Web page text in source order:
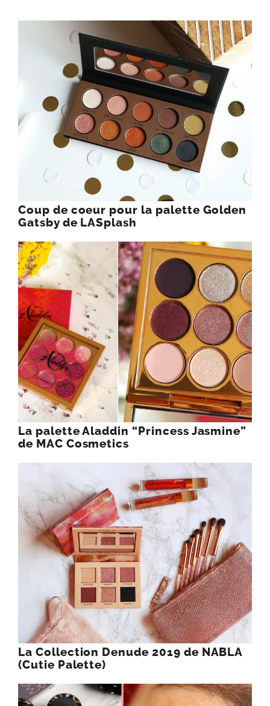
Coup de coeur pour la palette Golden
Gatsby de LASplash
La palette Aladdin “Princess Jasmine”
de MAC Cosmetics
La Collection Denude 2019 de NABLA
(Cutie Palette)